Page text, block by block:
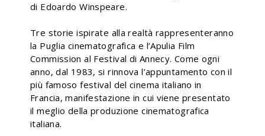
di Edoardo Winspeare.
Tre storie ispirate alla realtà rappresenteranno
la Puglia cinematografica e l’Apulia Film
Commission al Festival di Annecy. Come ogni
anno, dal 1983, si rinnova l’appuntamento con il
più famoso festival del cinema italiano in
Francia, manifestazione in cui viene presentato
il meglio della produzione cinematografica
italiana.